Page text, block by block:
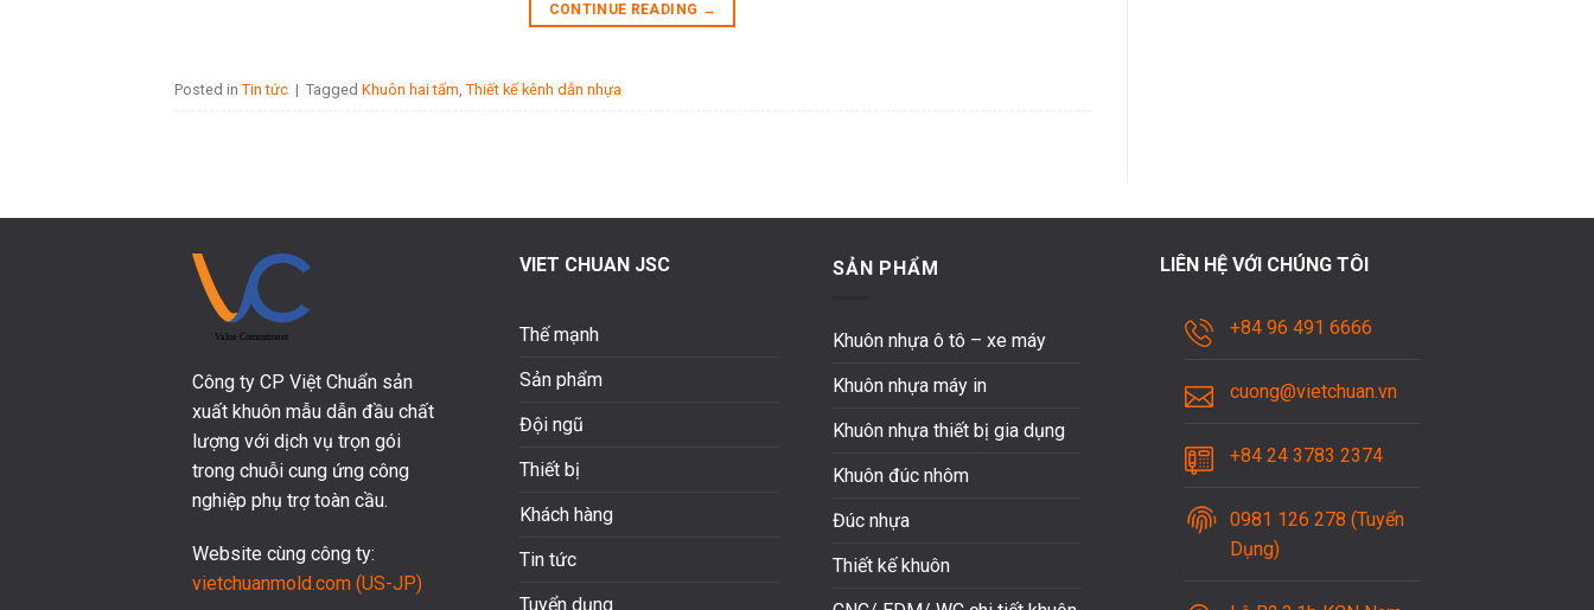
CONTINUE READING →
Posted in Tin tức | Tagged Khuôn hai tấm Thiết kế kênh dẫn nhựa
Công ty CP Việt Chuẩn sản
xuất khuôn mẫu dẫn đầu chất
lượng với dịch vụ trọn gói
trong chuỗi cung ứng công
nghiệp phụ trợ toàn cầu.
Website cùng công ty:
vietchuanmold.com (US-JP)
VIET CHUAN JSC
Thế mạnh
Sản phẩm
Đội ngũ
Thiết bị
Khách hàng
Tin tức
Tuyển dụng
SẢN PHẨM
Khuôn nhựa ô tô – xe máy
Khuôn nhựa máy in
Khuôn nhựa thiết bị gia dụng
Khuôn đúc nhôm
Đúc nhựa
Thiết kế khuôn
LIÊN HỆ VỚI CHÚNG TÔI
+84 96 491 6666
cuong@vietchuan.vn
+84 24 3783 2374
0981 126 278 (Tuyển
Dụng)